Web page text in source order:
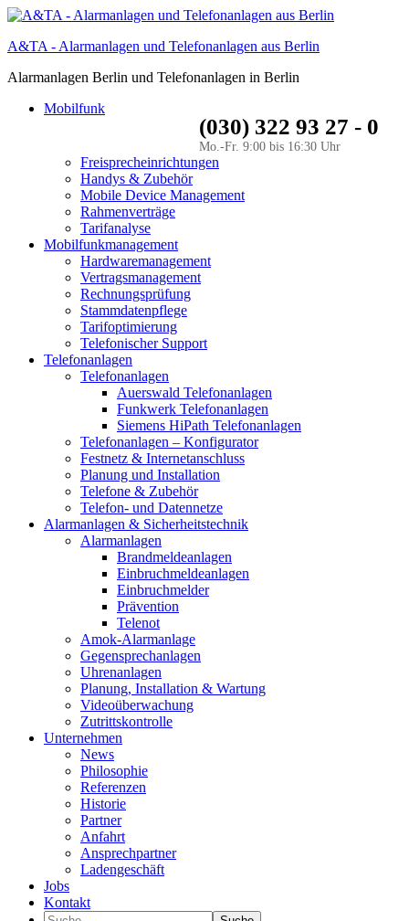
A&TA - Alarmanlagen und Telefonanlagen aus Berlin
Alarmanlagen Berlin und Telefonanlagen in Berlin
(030) 322 93 27 - 0
Mo.-Fr. 9:00 bis 16:30 Uhr
Mobilfunk
Freisprecheinrichtungen
Handys & Zubehör
Mobile Device Management
Rahmenverträge
Tarifanalyse
Mobilfunkmanagement
Hardwaremanagement
Vertragsmanagement
Rechnungsprüfung
Stammdatenpflege
Tarifoptimierung
Telefonischer Support
Telefonanlagen
Telefonanlagen
Auerswald Telefonanlagen
Funkwerk Telefonanlagen
Siemens HiPath Telefonanlagen
Telefonanlagen – Konfigurator
Festnetz & Internetanschluss
Planung und Installation
Telefone & Zubehör
Telefon- und Datennetze
Alarmanlagen & Sicherheitstechnik
Alarmanlagen
Brandmeldeanlagen
Einbruchmeldeanlagen
Einbruchmelder
Prävention
Telenot
Amok-Alarmanlage
Gegensprechanlagen
Uhrenanlagen
Planung, Installation & Wartung
Videoüberwachung
Zutrittskontrolle
Unternehmen
News
Philosophie
Referenzen
Historie
Partner
Anfahrt
Ansprechpartner
Ladengeschäft
Jobs
Kontakt